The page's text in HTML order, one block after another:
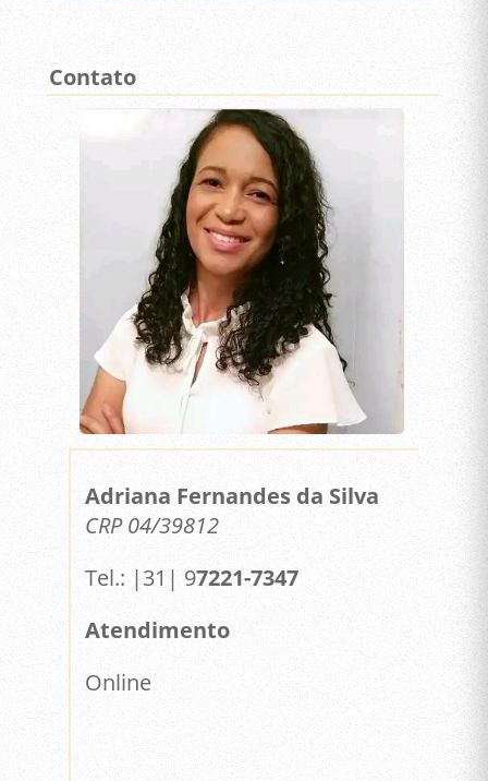
Contato
Adriana Fernandes da Silva
CRP 04/39812
Tel.: |31| 97221-7347
Atendimento
Online